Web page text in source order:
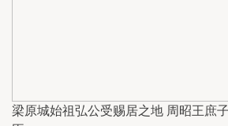
梁原城始祖弘公受赐居之地 周昭王庶